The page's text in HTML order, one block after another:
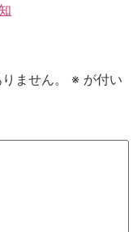
ません。 ※ が付い